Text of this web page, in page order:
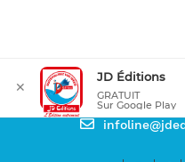
✕
JD Éditions
GRATUIT
Sur Google Play